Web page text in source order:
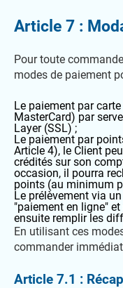
Article 7 :
Pour toute
modes de paiement
Le paiement par
MasterCard) par
Layer (SSL) ;
Le paiement par
Article 4), le Client
crédités sur son
occasion, il pourra
points (au minimum
Le prélèvement via
"paiement en ligne"
ensuite remplir les
En utilisant ces
commander
Article 7.1 :